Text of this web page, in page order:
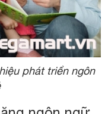
phát triển ngôn